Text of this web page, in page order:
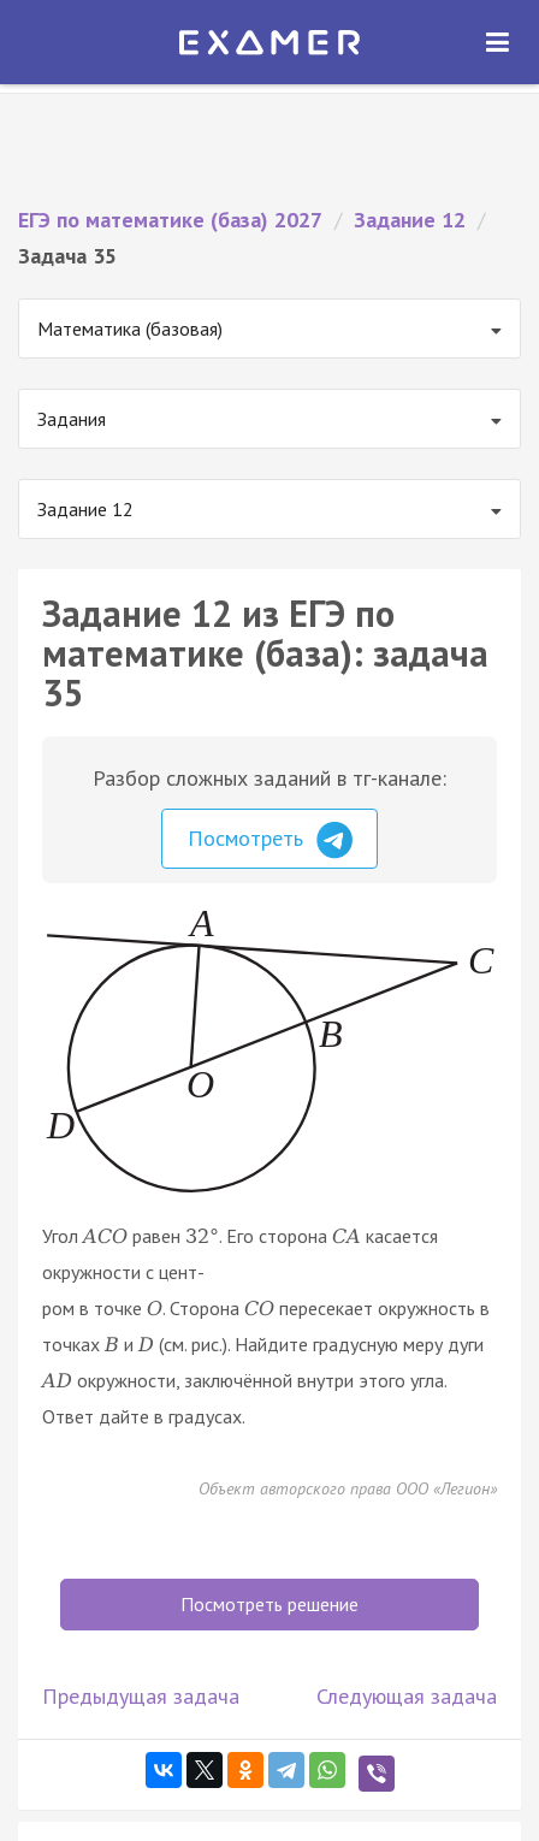
Экзамер — ЕГЭ 2027
ОТКРЫТЬ
ЕГЭ по математике (база) 2027 / Задание 12 /
Задача 35
Математика (базовая)
Задания
Задание 12
Задание 12 из ЕГЭ по
математике (база): задача
35
Разбор сложных заданий в тг-канале:
Посмотреть
Угол ACO равен 32°. Его сторона CA касается
окружности с цент-
ром в точке O. Сторона CO пересекает окружность в
точках B и D (см. рис.). Найдите градусную меру дуги
AD окружности, заключённой внутри этого угла.
Ответ дайте в градусах.
Объект авторского права ООО «Легион»
Посмотреть решение
Предыдущая задача Следующая задача